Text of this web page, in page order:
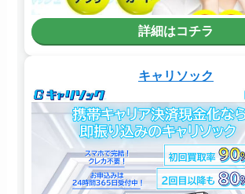
詳細はコチラ
キャリソック